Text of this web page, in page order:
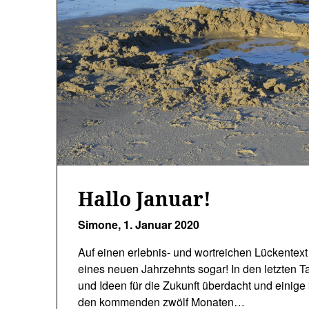
Hallo Januar!
Simone, 1. Januar 2020
Auf einen erlebnis- und wortreichen
eines neuen Jahrzehnts sogar! In den letzten
und Ideen für die Zukunft überdacht und
den kommenden zwölf Monaten…